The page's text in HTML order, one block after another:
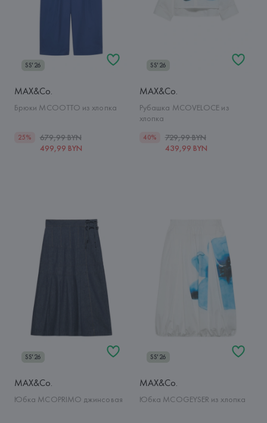
SS'26
MAX&Co.
Брюки MCOOTTO из хлопка
25%
679,99 BYN
499,99 BYN
SS'26
MAX&Co.
Рубашка MCOVELOCE из
хлопка
40%
729,99 BYN
439,99 BYN
SS'26
MAX&Co.
Юбка MCOPRIMO джинсовая
SS'26
MAX&Co.
Юбка MCOGEYSER из хлопка